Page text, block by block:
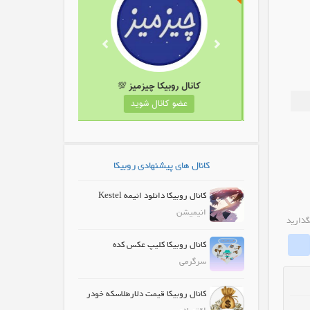
whatrubika
کانال روبیکا چیزمیز 💯 کانال روبیکا حیات وحش و طبیعت
کانال های پیشنهادی روبیکا
کانال روبیکا دانلود انیمه Kestel
انیمیشن
کانال روبیکا کلیپ عکس کده
سرگرمی
کانال روبیکا قیمت دلارطلاسکه خودر